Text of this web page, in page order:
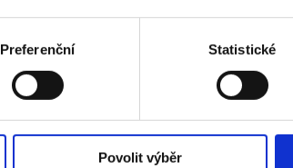
Preferenční Statistické
Povolit výběr
Přípravka dívky (2012 a
Mladší přípravka chlapci (2014
Mladší přípravka dívky (2014